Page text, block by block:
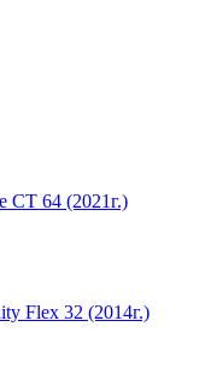
CT 64 (2021г.)
Flex 32 (2014г.)